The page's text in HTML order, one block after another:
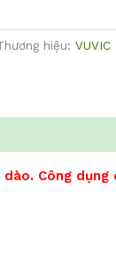
hiệu: VUVIC
Công dụng